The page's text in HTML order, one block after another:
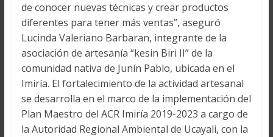
de conocer nuevas técnicas y crear productos
diferentes para tener más ventas”, aseguró
Lucinda Valeriano Barbaran, integrante de la
asociación de artesanía “kesin Biri II” de la
comunidad nativa de Junín Pablo, ubicada en el
Imiría. El fortalecimiento de la actividad artesanal
se desarrolla en el marco de la implementación del
Plan Maestro del ACR Imiría 2019-2023 a cargo de
la Autoridad Regional Ambiental de Ucayali, con la